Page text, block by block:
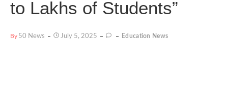
to Lakhs of Students”
By 50 News July 5, 2025 Education News